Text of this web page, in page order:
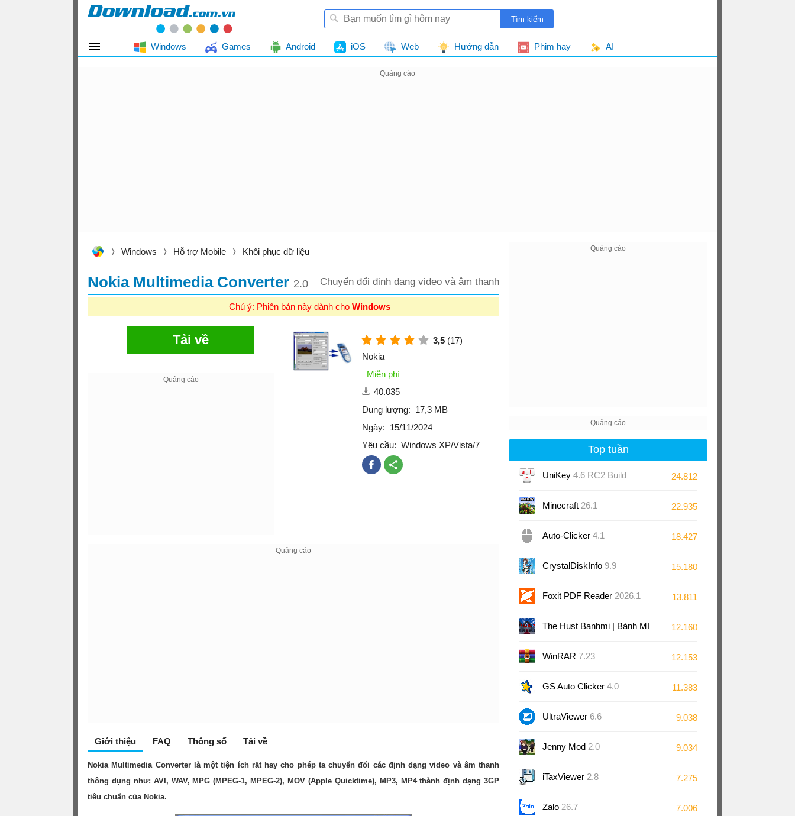
Windows Games Android iOS Web Hướng dẫn Phim hay AI
Windows Hỗ trợ Mobile Khôi phục dữ liệu
Nokia Multimedia Converter 2.0 Chuyển đổi định dạng video và âm thanh
Chú ý: Phiên bản này dành cho Windows
Tải về 3,5 (17)
Nokia
Miễn phí
40.035
Dung lượng: 17,3 MB
Ngày: 15/11/2024
Yêu cầu: Windows XP/Vista/7
Giới thiệu FAQ Thông số Tải về
Nokia Multimedia Converter là một tiện ích rất hay cho phép ta chuyển đổi các định dạng video và âm thanh
thông dụng như: AVI, WAV, MPG (MPEG-1, MPEG-2), MOV (Apple Quicktime), MP3, MP4 thành định dạng 3GP
tiêu chuẩn của Nokia.
Top tuần
UniKey 4.6 RC2 Build
230919
24.812
Minecraft 26.1 22.935
Auto-Clicker 4.1 18.427
CrystalDiskInfo 9.9 15.180
Foxit PDF Reader 2026.1 13.811
The Hust Banhmi | Bánh Mì
Bách Khoa
12.160
WinRAR 7.23 12.153
GS Auto Clicker 4.0 11.383
UltraViewer 6.6 9.038
Jenny Mod 2.0 9.034
iTaxViewer 2.8 7.275
Zalo 26.7 7.006